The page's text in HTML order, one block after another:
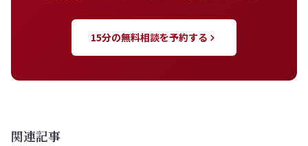
15分の無料相談を予約する
関連記事